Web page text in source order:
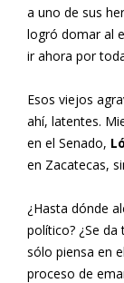
a uno de sus
logró domar al
ir ahora por
Esos viejos
ahí, latentes.
en el Senado,
en Zacatecas,
¿Hasta dónde
político? ¿Se
sólo piensa en
proceso de